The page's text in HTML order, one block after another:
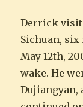
Derrick
Sichuan,
May 12th,
wake. He
Dujiangyan,